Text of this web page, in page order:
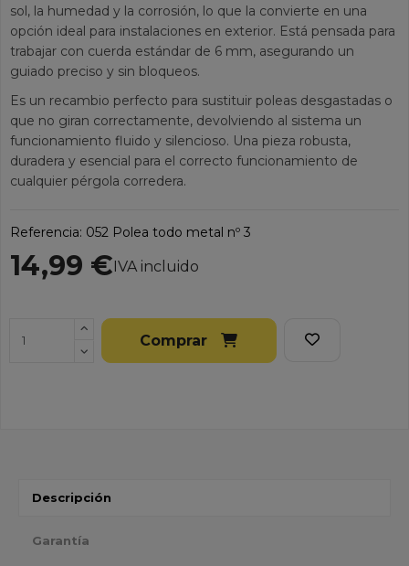
sol, la humedad y la corrosión, lo que la convierte en una
opción ideal para instalaciones en exterior. Está pensada para
trabajar con cuerda estándar de 6 mm, asegurando un
guiado preciso y sin bloqueos.
Es un recambio perfecto para sustituir poleas desgastadas o
que no giran correctamente, devolviendo al sistema un
funcionamiento fluido y silencioso. Una pieza robusta,
duradera y esencial para el correcto funcionamiento de
cualquier pérgola corredera.
Referencia: 052 Polea todo metal nº 3
14,99 €IVA incluido
Comprar
Descripción
Garantía